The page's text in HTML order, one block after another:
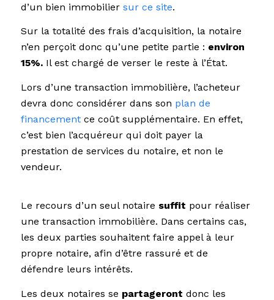
d’un bien immobilier sur ce site.
Sur la totalité des frais d’acquisition, la notaire
n’en perçoit donc qu’une petite partie : environ
15%.Il est chargé de verser le reste à l’État.
Lors d’une transaction immobilière, l’acheteur
devra donc considérer dans son plan de
financementce coût supplémentaire. En effet,
c’est bien l’acquéreur qui doit payer la
prestation de services du notaire, et non le
vendeur.
Le recours d’un seul notaire suffit pour réaliser
une transaction immobilière. Dans certains cas,
les deux parties souhaitent faire appel à leur
propre notaire, afin d’être rassuré et de
défendre leurs intérêts.
Les deux notaires se partageront donc les